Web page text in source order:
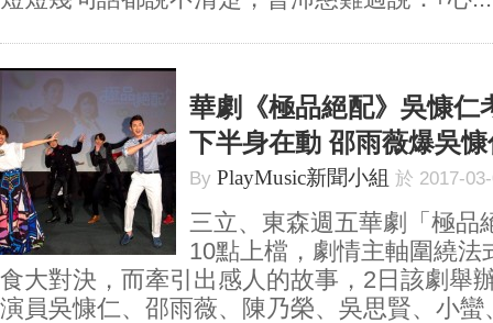
華劇《極品絕配》吳慷仁
下半身在動 邵雨薇爆吳
By PlayMusic新聞小組 於 2017-
三立、東森週五華劇「極品
10點上檔，劇情主軸圍繞法
食大對決，而牽引出感人的故事，2日該劇舉
演員吳慷仁、邵雨薇、陳乃榮、吳思賢、小蠻